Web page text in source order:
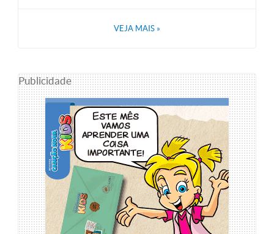
VEJA MAIS »
Publicidade